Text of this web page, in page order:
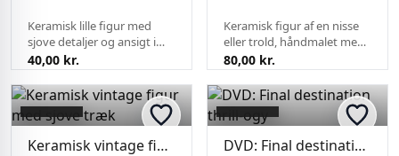
Keramisk lille figur med
sjove detaljer og ansigt i
grålige og brune glasurer.
Figuren fremstår brugt
med enkelte små
brugsspor. Kan være
interessant for samlere af
keramiske ni...
40,00 kr.
Keramisk figur af en nisse
eller trold, håndmalet med
fine detaljer i ansigt og hår.
Figuren står stabilt på
fødderne og fremstår i fin
stand. Passer som
dekorativ antikvitet ti...
80,00 kr.
Keramisk vintage figur med sjove træk DVD: Final destination thrill-ogy